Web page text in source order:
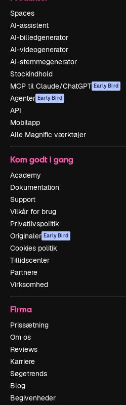
Spaces
AI-assistent
AI-billedgenerator
AI-videogenerator
AI-stemmegenerator
Stockindhold
MCP til Claude/ChatGPT Early Bird
Agenter Early Bird
API
Mobilapp
Alle Magnific værktøjer
Kom godt i gang
Academy
Dokumentation
Support
Vilkår for brug
Privatlivspolitik
Originaler Early Bird
Cookies politik
Tillidscenter
Partnere
Virksomhed
Firma
Prissætning
Om os
Reviews
Karriere
Søgetrends
Blog
Begivenheder